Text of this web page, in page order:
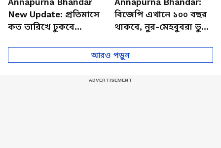
New Update: প্রতিমাসে
কত তারিখে ঢুকবে
শুভেন্দু
বিজেপি এখানে ১০০ বছর
থাকবে, নুর-মেহবুবরা ভুয়ো
নিয়ে বিস্ফোরক শুভেন্দু
আরও পড়ুন